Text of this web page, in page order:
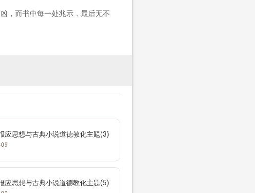
，而书中每一处兆示，最后无不
应思想与古典小说道德教化主题(3)
应思想与古典小说道德教化主题(5)